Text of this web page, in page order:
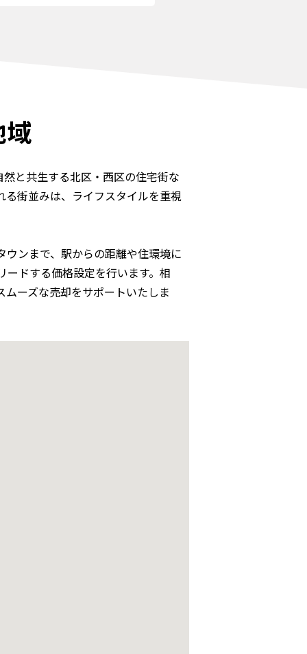
と共生する北区・西区の住宅街な
街並みは、ライフスタイルを重視
ンまで、駅からの距離や住環境に
ドする価格設定を行います。相
ーズな売却をサポートいたしま